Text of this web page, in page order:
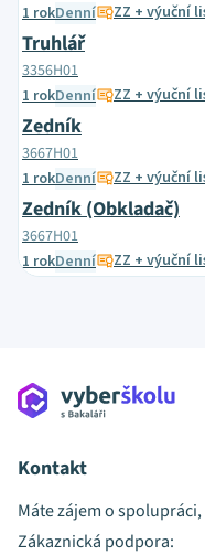
1 rokDenní ZZ + výuční
Truhlář
3356H01
1 rokDenní ZZ + výuční
Zedník
3667H01
1 rokDenní ZZ + výuční
Zedník (Obkladač)
3667H01
1 rokDenní ZZ + výuční
Kontakt
Máte zájem o
Zákaznická podpora: